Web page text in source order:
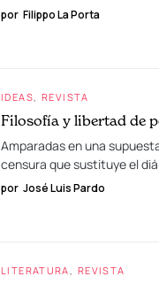
por Filippo La Porta
IDEAS REVISTA
Filosofía y libertad de
Amparadas en una
censura que sustituye el
por José Luis Pardo
LITERATURA REVISTA